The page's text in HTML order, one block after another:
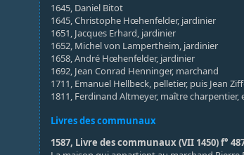
1645, Daniel Bitot
1645, Christophe Hœhenfelder, jardinier
1651, Jacques Erhard, jardinier
1652, Michel von Lampertheim, jardinier
1658, André Hœhenfelder, jardinier
1692, Jean Conrad Henninger, marchand
1711, Emanuel Hellbeck, pelletier, puis Jean
1811, Ferdinand Altmeyer, maître charpentier,
Livres des communaux
1587, Livre des communaux (VII 1450) f°